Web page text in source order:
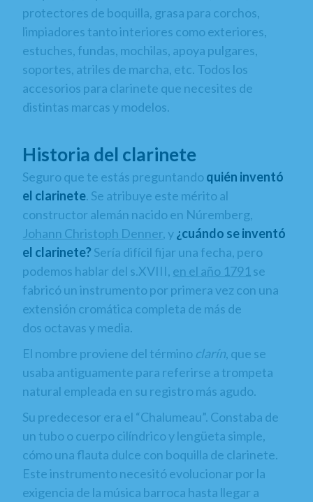
protectores de boquilla, grasa para corchos,
limpiadores tanto interiores como exteriores,
estuches, fundas, mochilas, apoya pulgares,
soportes, atriles de marcha, etc. Todos los
accesorios para clarinete que necesites de
distintas marcas y modelos.
Historia del clarinete
Seguro que te estás preguntando quién inventó
el clarinete. Se atribuye este mérito al
constructor alemán nacido en Núremberg,
Johann Christoph Denner, y¿cuándo se inventó
el clarinete? Sería difícil fijar una fecha, pero
podemos hablar del s.XVIII, en el año 1791 se
fabricó un instrumento por primera vez con una
extensión cromática completa de más de
dos octavas y media.
El nombre proviene del término clarín, que se
usaba antiguamente para referirse a trompeta
natural empleada en su registro más agudo.
Su predecesor era el “Chalumeau”. Constaba de
un tubo o cuerpo cilíndrico y lengüeta simple,
cómo una flauta dulce con boquilla de clarinete.
Este instrumento necesitó evolucionar por la
exigencia de la música barroca hasta llegar a